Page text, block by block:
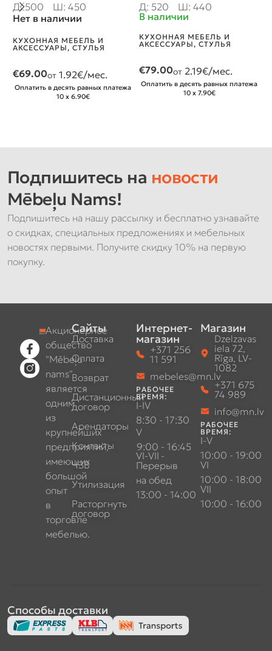
Д: 500
Ш: 450
Нет в наличии
КУХОННАЯ МЕБЕЛЬ И
АКСЕССУАРЫ, СТУЛЬЯ
€69.00от 1.92€/мес.
Оплатить в десять равных платежа
10 x 6.90€
Д: 520
Ш: 440
В наличии
КУХОННАЯ МЕБЕЛЬ И
АКСЕССУАРЫ, СТУЛЬЯ
€79.00от 2.19€/мес.
Оплатить в десять равных платежа
10 x 7.90€
Подпишитесь на новости
Mēbeļu Nams!
Подпишитесь на нашу рассылку и бесплатно узнавайте
о скидках, специальных предложениях и мебельных
новостях первыми. Получите скидку 10% на первую
покупку.
Акционерное
общество
"Mēbeļu
nams"
является
одним
из
крупнейших
предприятий,
имеющих
большой
опыт
в
торговле
мебелью.
Сайты
Доставка
Оплата
Возврат
Дистанционный
договор
Арендаторы
Контакты
ЧЗВ
Утилизация
Расторгнуть
договор
Интернет-
магазин
+371 256
11 591
mebeles@mn.lv
РАБОЧЕЕ
ВРЕМЯ:
I-IV
8:30 - 17:30
V
9:00 - 16:45
VI-VII -
Перерыв
на обед
13:00 - 14:00
Магазин
Dzelzavas
iela 72,
Rīga, LV-
1082
+371 675
74 989
info@mn.lv
РАБОЧЕЕ
ВРЕМЯ:
I-V
10:00 - 19:00
VI
10:00 - 18:00
VII
10:00 - 16:00
Способы доставки